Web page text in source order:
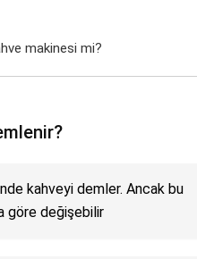
makinesi mi?
kahveyi demler. Ancak bu
göre değişebilir